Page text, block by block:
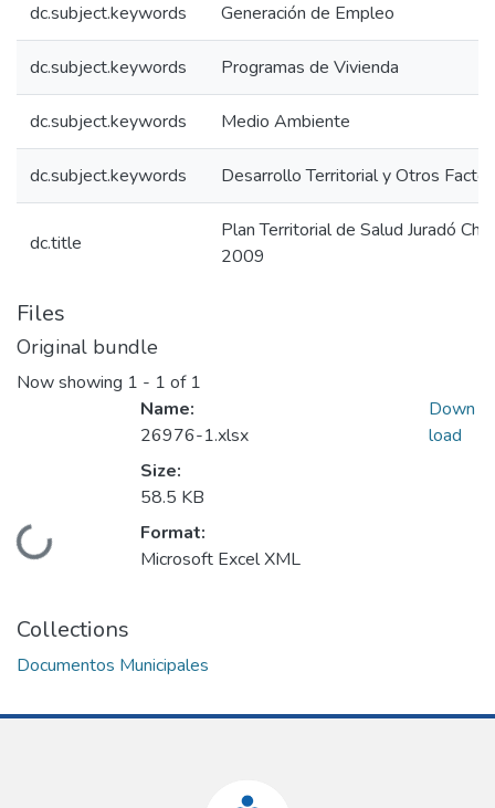
dc.subject.keywords Generación de Empleo
dc.subject.keywords Programas de Vivienda
dc.subject.keywords Medio Ambiente
dc.subject.keywords Desarrollo Territorial y Otros
dc.title
Plan Territorial de Salud Juradó
2009
Files
Original bundle
Now showing 1 - 1 of 1
Loading...
Name:
26976-1.xlsx
Size:
58.5 KB
Format:
Microsoft Excel XML
Down
load
Collections
Documentos Municipales